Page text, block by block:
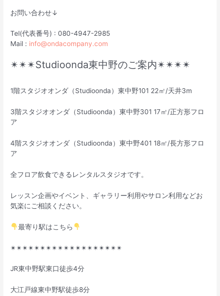
お問い合わせ↓
Tel(代表番号) : 080-4947-2985
Mail : info@ondacompany.com
✴︎✴︎✴︎Studioonda東中野のご案内✴︎✴︎✴︎✴︎
1階スタジオオンダ（Studioonda）東中野101 22㎡/天井3m
3階スタジオオンダ（Studioonda）東中野301 17㎡/正方形フロ
ア
4階スタジオオンダ（Studioonda）東中野401 18㎡/長方形フロ
ア
全フロア飲食できるレンタルスタジオです。
レッスン企画やイベント、ギャラリー利用やサロン利用などお
気楽にご相談ください。
最寄り駅はこちら
✴︎✴︎✴︎✴︎✴︎✴︎✴︎✴︎✴︎✴︎✴︎✴︎✴︎✴︎✴︎✴︎✴︎✴︎✴︎
JR東中野駅東口徒歩4分
大江戸線東中野駅徒歩8分